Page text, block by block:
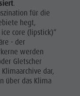
Wandern
Familie &
Kinder
MMM
Corones
.
für die
hegt,
core (lipstick)“
- der
werden
Gletscher
dar,
über das Klima